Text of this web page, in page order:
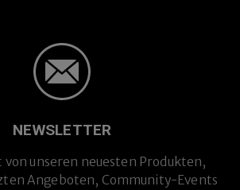
NEWSLETTER
von unseren neuesten Produkten,
Angeboten, Community-Events